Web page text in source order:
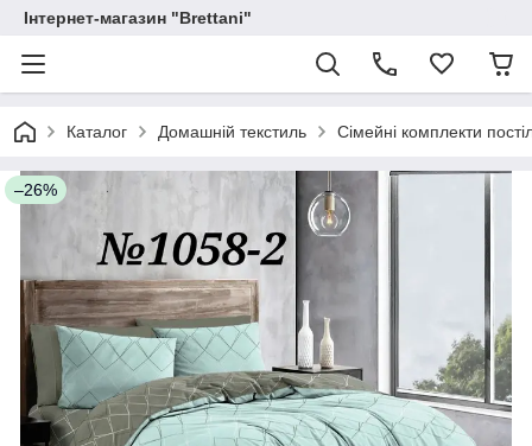
Інтернет-магазин "Brettani"
Каталог Домашній текстиль Сімейні комплекти
–26%